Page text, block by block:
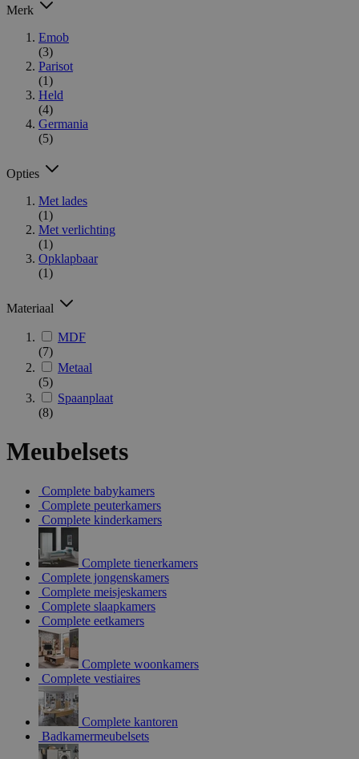
Merk
Emob
(3)
Parisot
(1)
Held
(4)
Germania
(5)
Opties
Met lades
(1)
Met verlichting
(1)
Opklapbaar
(1)
Materiaal
MDF
(7)
Metaal
(5)
Spaanplaat
(8)
Meubelsets
Complete babykamers
Complete peuterkamers
Complete kinderkamers
Complete tienerkamers
Complete jongenskamers
Complete meisjeskamers
Complete slaapkamers
Complete eetkamers
Complete woonkamers
Complete vestiaires
Complete kantoren
Badkamermeubelsets